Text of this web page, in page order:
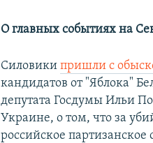
О главных событиях на
Силовикипришли с
кандидатов от "Яблока"
депутата Госдумы Ильи
Украине, о том, что за
российское